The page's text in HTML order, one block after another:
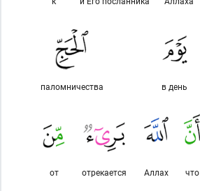
в день
паломничества
что
Аллах
отрекается
от